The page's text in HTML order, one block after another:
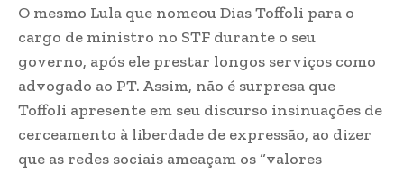
O mesmo Lula que nomeou Dias Toffoli para o
cargo de ministro no STF durante o seu
governo, após ele prestar longos serviços como
advogado ao PT. Assim, não é surpresa que
Toffoli apresente em seu discurso insinuações de
cerceamento à liberdade de expressão, ao dizer
que as redes sociais ameaçam os “valores